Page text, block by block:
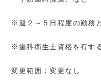
※週２～５日程度の勤務
※歯科衛生士資格を有す
変更範囲：変更なし